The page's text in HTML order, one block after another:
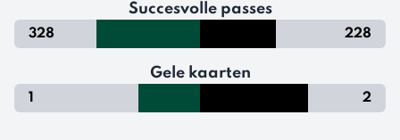
Succesvolle passes
328 228
Gele kaarten
1 2